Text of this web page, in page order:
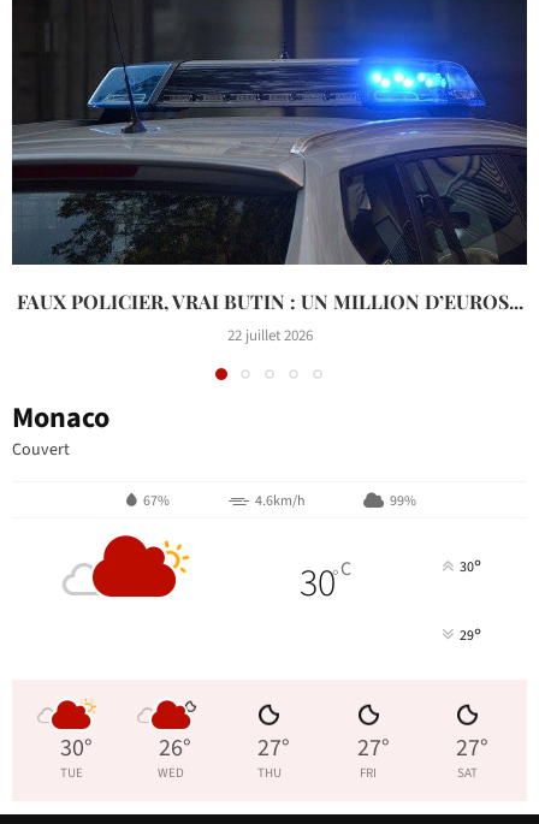
FAUX POLICIER, VRAI BUTIN : UN MILLION D’EUROS...
22 juillet 2026
Monaco
Couvert
67% 4.6km/h 99%
30°C 30°
29°
30°
TUE
26°
WED
27°
THU
27°
FRI
27°
SAT